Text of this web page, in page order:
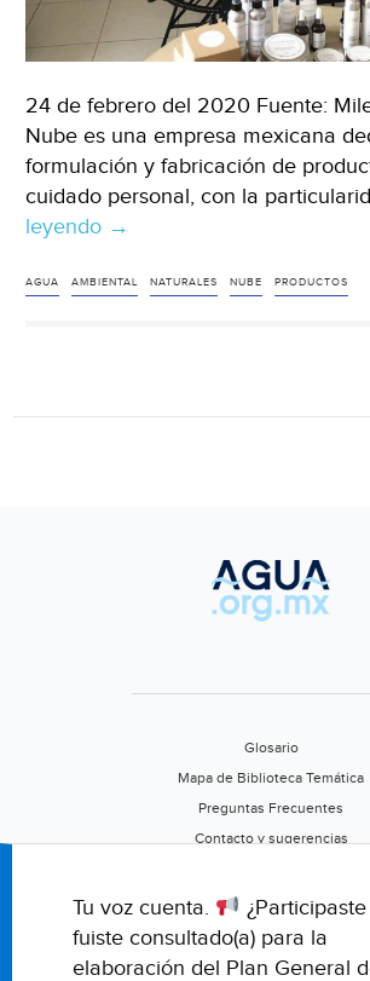
24 de febrero del 2020 Fuente:
Nube es una empresa mexicana
formulación y fabricación de
cuidado personal, con la
leyendo Guadalajara:
jaliscienses
→
AGUA AMBIENTAL NATURALES NUBE PRODUCTOS
Glosario
Mapa de Biblioteca Temática
Preguntas Frecuentes
Contacto y sugerencias
Califica este portal
Tu voz cuenta.
fuiste consultado(a) para la
elaboración del Plan General